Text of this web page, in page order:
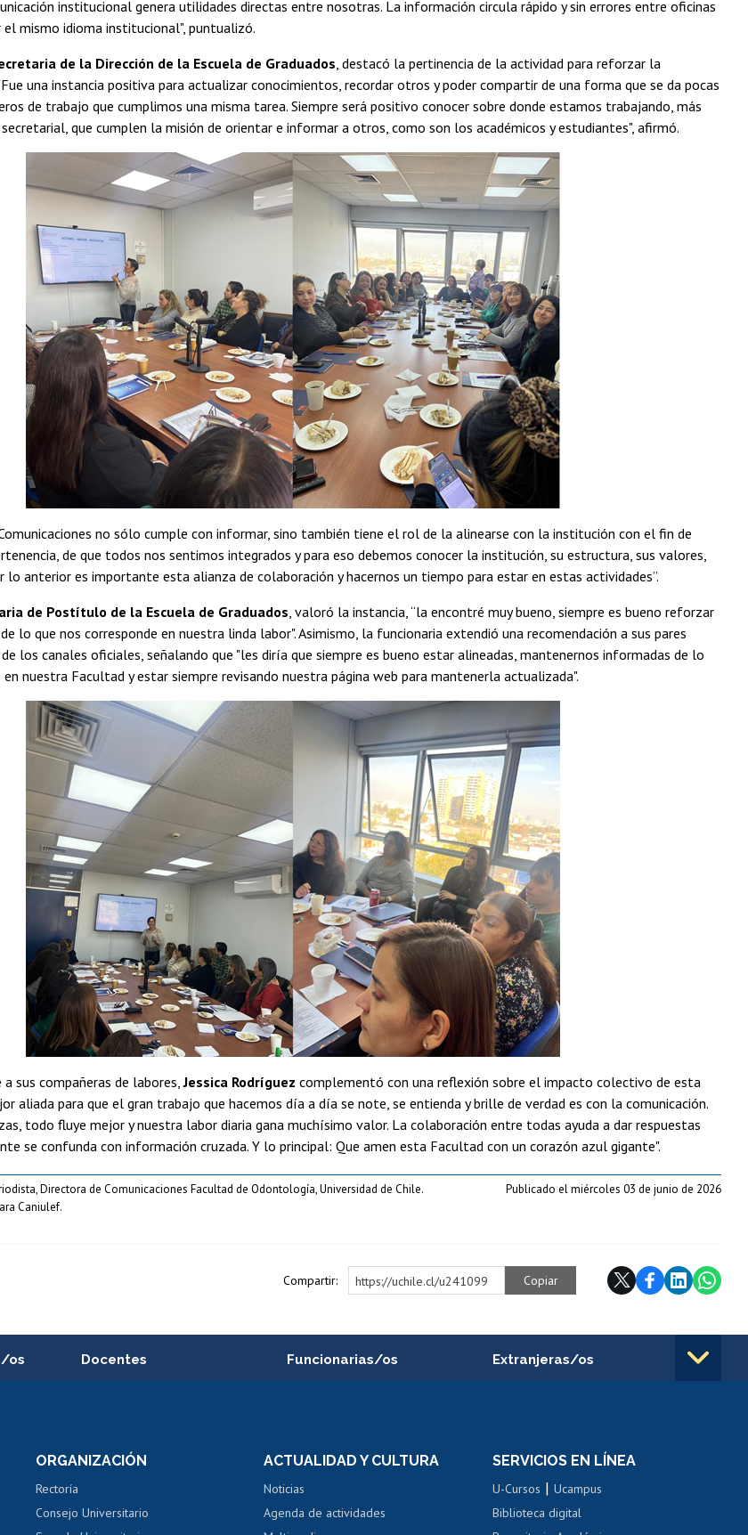
institucional genera utilidades directas entre nosotras. La información circula rápido y sin errores entre oficinas
el mismo idioma institucional", puntualizó.
de la Dirección de la Escuela de Graduados , destacó la pertinencia de la actividad para reforzar la
una instancia positiva para actualizar conocimientos, recordar otros y poder compartir de una forma que se da pocas
de trabajo que cumplimos una misma tarea. Siempre será positivo conocer sobre donde estamos trabajando, más
que cumplen la misión de orientar e informar a otros, como son los académicos y estudiantes", afirmó.
no sólo cumple con informar, sino también tiene el rol de la alinearse con la institución con el fin de
de que todos nos sentimos integrados y para eso debemos conocer la institución, su estructura, sus valores,
lo anterior es importante esta alianza de colaboración y hacernos un tiempo para estar en estas actividades”.
de Postítulo de la Escuela de Graduados , valoró la instancia, “la encontré muy bueno, siempre es bueno reforzar
lo que nos corresponde en nuestra linda labor". Asimismo, la funcionaria extendió una recomendación a sus pares
los canales oficiales, señalando que "les diría que siempre es bueno estar alineadas, mantenernos informadas de lo
nuestra Facultad y estar siempre revisando nuestra página web para mantenerla actualizada".
a sus compañeras de labores,Jessica Rodríguez complementó con una reflexión sobre el impacto colectivo de esta
aliada para que el gran trabajo que hacemos día a día se note, se entienda y brille de verdad es con la comunicación.
todo fluye mejor y nuestra labor diaria gana muchísimo valor. La colaboración entre todas ayuda a dar respuestas
se confunda con información cruzada. Y lo principal: Que amen esta Facultad con un corazón azul gigante".
Directora de Comunicaciones Facultad de Odontología, Universidad de Chile.
Caniulef.
Publicado el miércoles 03 de junio de 2026
Compartir: https://uchile.cl/u241099 Copiar
os Docentes
Perfeccionamiento
Evaluación docente
Funcionarias/os
Portal de movilidad interna
Certificado de renta
Certificado de renta
Extranjeras/os
Movilidad Estudiantil
Cursos de español
ORGANIZACIÓN
Rectoría
Consejo Universitario
ACTUALIDAD Y CULTURA
Noticias
Agenda de actividades
SERVICIOS EN LÍNEA
U-Cursos |Ucampus
Biblioteca digital